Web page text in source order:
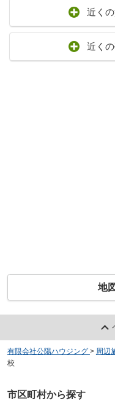
近く
近く
地
有限会社公陽ハウジング > 周辺
校
市区町村から探す